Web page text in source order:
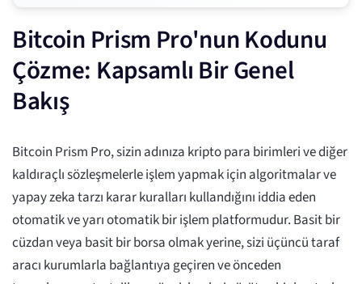
Bitcoin Prism Pro'nun Kodunu
Çözme: Kapsamlı Bir Genel
Bakış
Bitcoin Prism Pro, sizin adınıza kripto para birimleri ve diğer
kaldıraçlı sözleşmelerle işlem yapmak için algoritmalar ve
yapay zeka tarzı karar kuralları kullandığını iddia eden
otomatik ve yarı otomatik bir işlem platformudur. Basit bir
cüzdan veya basit bir borsa olmak yerine, sizi üçüncü taraf
aracı kurumlarla bağlantıya geçiren ve önceden